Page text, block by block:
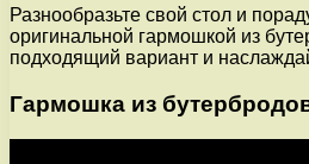
Разнообразьте свой стол и
оригинальной гармошкой из
подходящий вариант и
Гармошка из